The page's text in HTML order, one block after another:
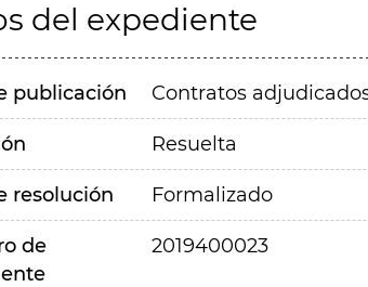
del expediente
publicación Contratos
Resuelta
resolución Formalizado
de
2019400023